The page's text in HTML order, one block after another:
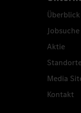
Überblick
Jobsuche
Aktie
Media
Kontakt